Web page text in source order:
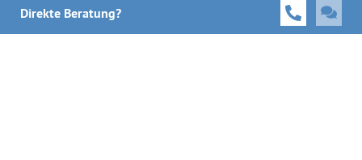
Direkte Beratung?